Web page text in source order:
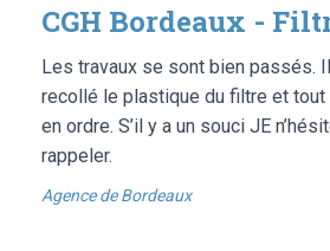
CGH Bordeaux -
Les travaux se sont bien passés.
recollé le plastique du filtre et
en ordre. S’il y a un souci JE
rappeler.
Agence de Bordeaux